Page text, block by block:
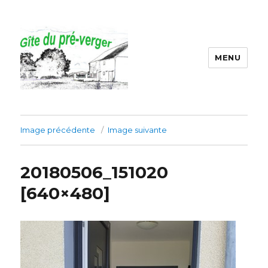
MENU
Image précédente Image suivante
20180506_151020
[640×480]